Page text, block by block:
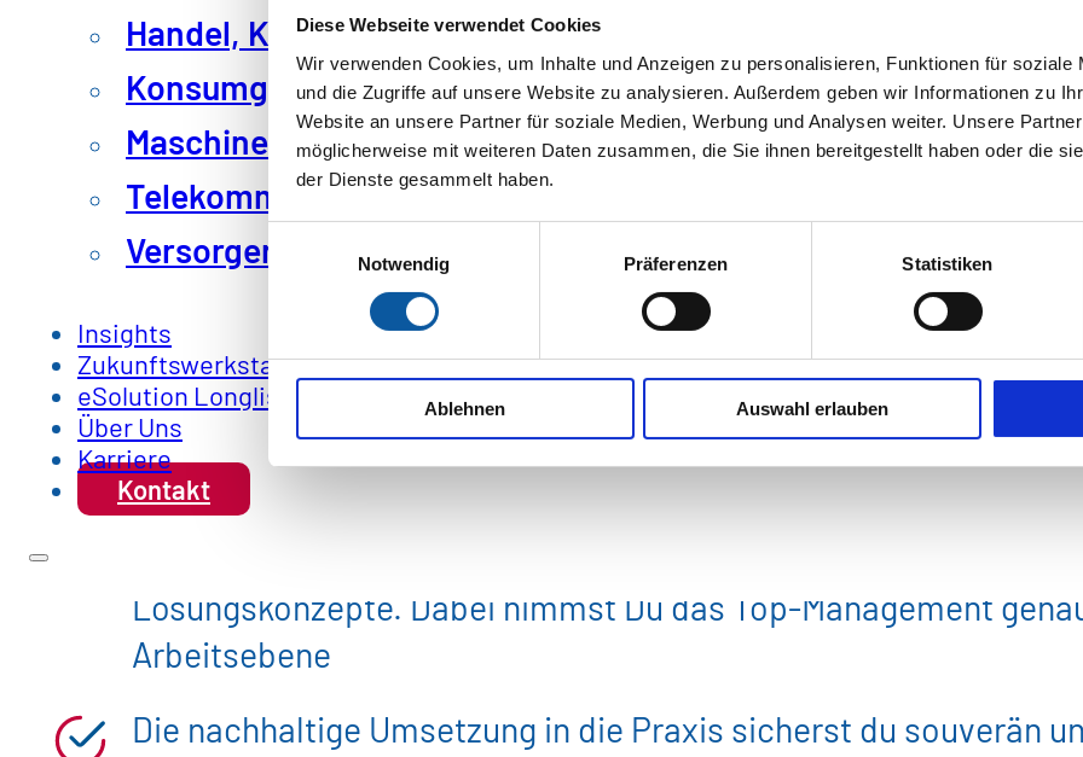
Diese Webseite verwendet Cookies
Wir verwenden Cookies, um Inhalte und Anzeigen zu personalisieren, Funktionen für soziale
und die Zugriffe auf unsere Website zu analysieren. Außerdem geben wir Informationen zu
Website an unsere Partner für soziale Medien, Werbung und Analysen weiter. Unsere
möglicherweise mit weiteren Daten zusammen, die Sie ihnen bereitgestellt haben oder die
der Dienste gesammelt haben.
Notwendig
Präferenzen Statistiken
Ablehnen Auswahl erlauben
Handel, Konsum
Konsumgüter & Lebensmittelindustrie
Maschinenbau & Anlagenbau
Telekommunikation & IT
Versorger und öffentliche Auftraggeber
Insights
Zukunftswerkstatt
eSolution Longlist
Über Uns
Karriere
Kontakt
Deine Aufgaben
Du leitest Einkauf & SCM Beratungsprojekte und führst und
Lösungskonzepte. Dabei nimmst Du das Top-Management
Arbeitsebene
Die nachhaltige Umsetzung in die Praxis sicherst du souverän